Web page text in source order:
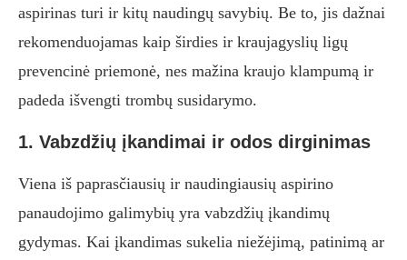
aspirinas turi ir kitų naudingų savybių. Be to, jis dažnai
rekomenduojamas kaip širdies ir kraujagyslių ligų
prevencinė priemonė, nes mažina kraujo klampumą ir
padeda išvengti trombų susidarymo.
1. Vabzdžių įkandimai ir odos dirginimas
Viena iš paprasčiausių ir naudingiausių aspirino
panaudojimo galimybių yra vabzdžių įkandimų
gydymas. Kai įkandimas sukelia niežėjimą, patinimą ar